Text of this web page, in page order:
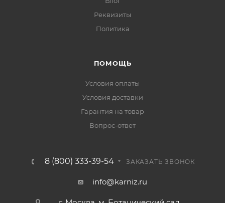
Реквизиты
Политика
ПОМОЩЬ
Условия оплаты
Условия доставки
Гарантия на товар
Вопрос-ответ
8 (800) 333-39-54 ЗАКАЗАТЬ ЗВОНОК
info@karniz.ru